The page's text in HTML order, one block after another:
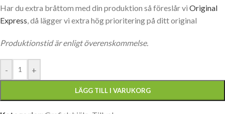
Har du extra bråttom med din produktion så föreslår vi Original
Express, då lägger vi extra hög prioritering på ditt original
Produktionstid är enligt överenskommelse.
- +
LÄGG TILL I VARUKORG